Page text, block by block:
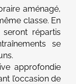
aménagé,
classe. En
répartis
se
approfondie
l’occasion de